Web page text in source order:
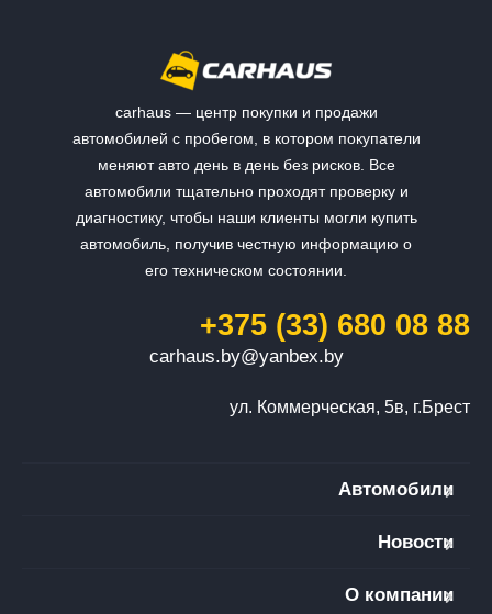
carhaus — центр покупки и продажи
автомобилей с пробегом, в котором покупатели
меняют авто день в день без рисков. Все
автомобили тщательно проходят проверку и
диагностику, чтобы наши клиенты могли купить
автомобиль, получив честную информацию о
его техническом состоянии.
+375 (33) 680 08 88
carhaus.by@yanbex.by
ул. Коммерческая, 5в, г.Брест
Автомобили
Новости
О компании